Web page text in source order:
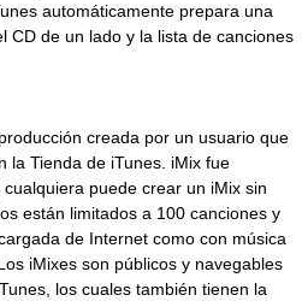
automáticamente prepara una
CD de un lado y la lista de canciones
creada por un usuario que
la Tienda de iTunes. iMix fue
puede crear un iMix sin
están limitados a 100 canciones y
de Internet como con música
iMixes son públicos y navegables
los cuales también tienen la